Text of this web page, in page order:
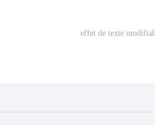
effet de texte